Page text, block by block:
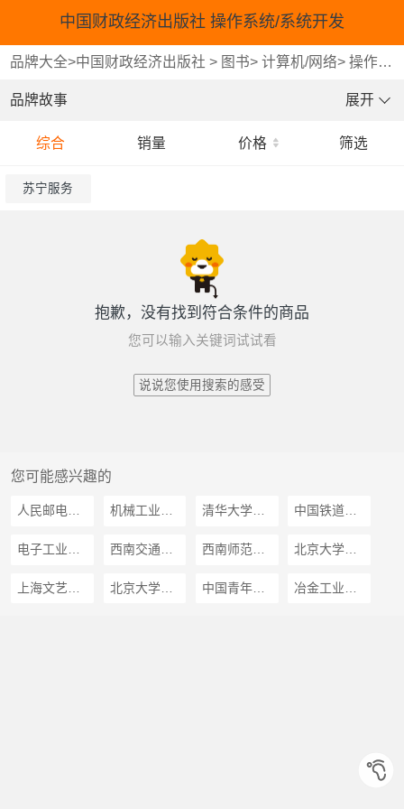
中国财政经济出版社 操作系统/系统开发
品牌大全>中国财政经济出版社 > 图书>计算机/网络>操作系统/系统开发
品牌故事 展开
综合 销量 价格 筛选
苏宁服务
抱歉，没有找到符合条件的商品
您可以输入关键词试试看
说说您使用搜索的感受
您可能感兴趣的
清华大学出版社
西南师范大学出版社
北京大学音像出版社 中国青年出版社